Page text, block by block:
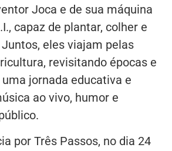
Joca e de sua máquina
capaz de plantar, colher e
eles viajam pelas
revisitando épocas e
jornada educativa e
ao vivo, humor e
por Três Passos, no dia 24